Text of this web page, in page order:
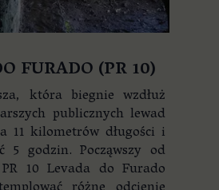
FURADO (PR 10)
która biegnie wzdłuż
publicznych lewad
11 kilometrów długości i
5 godzin. Począwszy od
10 Levada do Furado